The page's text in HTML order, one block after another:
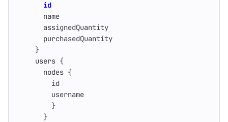
id
name
assignedQuantity
purchasedQuantity
}
users {
nodes {
id
username
}
}